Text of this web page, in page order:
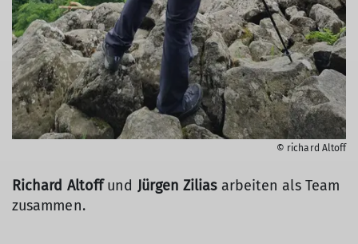
© richard Altoff
Richard Altoffund Jürgen Ziliasarbeiten als Team
zusammen.